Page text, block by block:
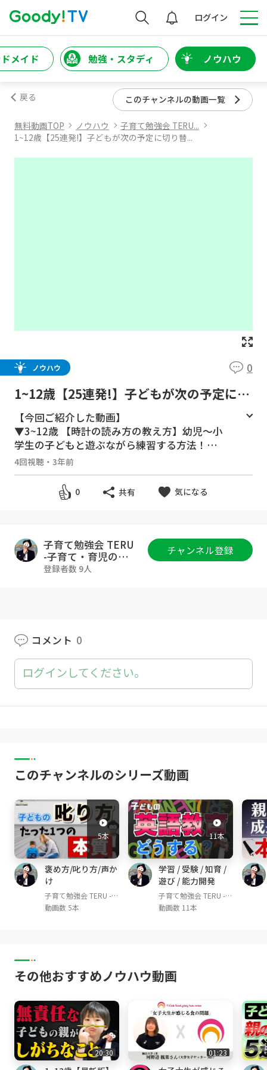
検索 ログイン
メイド 勉強・スタディ ノウハウ
戻る このチャンネルの動画一覧
無料動画TOP ノウハウ
子育て勉強会 TERU...
1~12歳【25連発!】子どもが次の予定に切り替...
ノウハウ 0
1~12歳【25連発!】子どもが次の予定に切
り替えやすくなる工夫25連発！『幼児・
小学生』/子育て勉強会TERUの子育て・
育児の悩みや不安解決ch
【今回ご紹介した動画】
▼3~12歳 【時計の読み方の教え方】幼児〜小
学生の子どもと遊ぶながら練習する方法！
https://youtu.be/6Yg4IGBXrFk
▼2~9歳 子育ての悩み『子どもの朝の準備が遅
いダラダラ問題』へのオススメ対応方法
----------------------
▼子育ての至極の学び動画見放題！TERU運営
コミュニティ参加のご質問・ご相談は各種SNS
のDMにお気軽に下さいね！もしSNSが難しけ
れば、Goody!TVのコメント欄にご質問下さい
😊
▼TERUのSNS等の活動一覧
YouTube登録者9万人超(2022年11月時点)の幼
児教育講師TERUが、0歳~12歳の子育てをされ
育、知育、育脳に関する情報を専門家目線でお
届けして、子育て・育児のお悩みや不安を解消
していくチャンネルです！
▼TERUのプロフィール
幼児教育講師。これまで1,000人を超える子ど
もの教育に従事。
YouTube『子育て勉強会TERU channel』は登
録者90,000人超(2022年11月時点)
児の実現を目的として活動中。特に教育の専門
は年中・年長〜小学校低学年の子どもたち。現
中。
お世話になってきた幼児教室に迷惑をかけない
ために、SNSやYouTubeではゴーグルをつけて
活動をしています！見た目はふざけているよう
4回視聴 ・ 3年前
0 共有 気になる
子育て勉強会 TERU
-子育て・育児の悩
みや不安解決ch-
登録者数 9人
チャンネル登録
コメント 0
ログインしてください。
このチャンネルのシリーズ動画
5本
褒め方/叱り方/声か
け
子育て勉強会 TERU -子
育て・育児の悩みや不
動画数 5本
11本
学習 / 受験 / 知育 /
遊び / 能力開発
子育て勉強会 TERU -子
育て・育児の悩みや不
動画数 11本
その他おすすめノウハウ動画
20:30 01:23